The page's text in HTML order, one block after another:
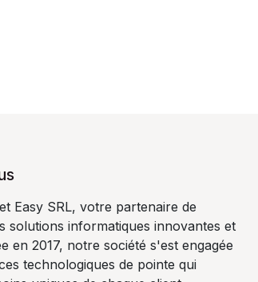
Easy SRL, votre partenaire de
solutions informatiques innovantes et
en 2017, notre société s'est engagée
technologiques de pointe qui